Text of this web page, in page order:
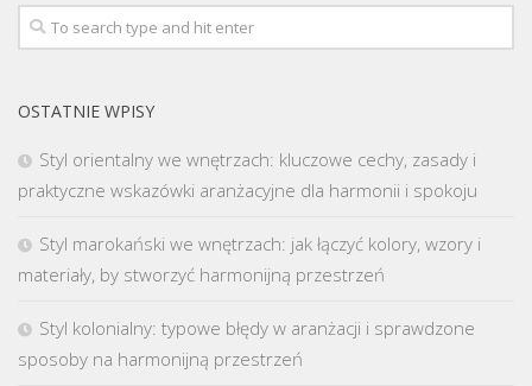
OSTATNIE WPISY
Styl orientalny we wnętrzach: kluczowe cechy, zasady i
praktyczne wskazówki aranżacyjne dla harmonii i spokoju
Styl marokański we wnętrzach: jak łączyć kolory, wzory i
materiały, by stworzyć harmonijną przestrzeń
Styl kolonialny: typowe błędy w aranżacji i sprawdzone
sposoby na harmonijną przestrzeń